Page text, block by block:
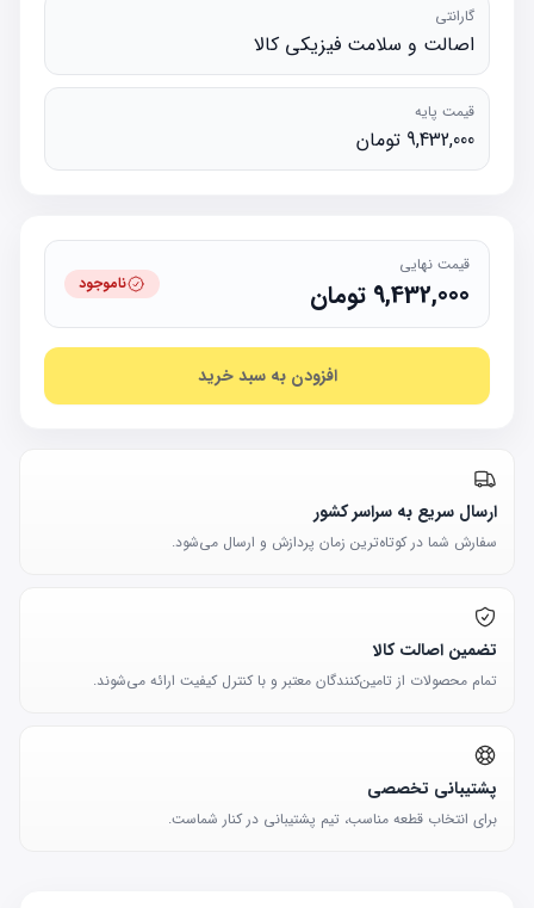
گارانتی
اصالت و سلامت فیزیکی کالا
قیمت پایه
9,432,000 تومان
قیمت نهایی
9,432,000 تومان ناموجود
افزودن به سبد خرید
ارسال سریع به سراسر کشور
سفارش شما در کوتاه‌ترین زمان پردازش و ارسال می‌شود.
تضمین اصالت کالا
تمام محصولات از تامین‌کنندگان معتبر و با کنترل کیفیت ارائه می‌شوند.
پشتیبانی تخصصی
برای انتخاب قطعه مناسب، تیم پشتیبانی در کنار شماست.